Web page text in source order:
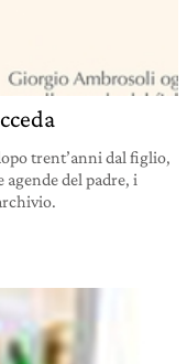
trent’anni dal figlio,
del padre, i